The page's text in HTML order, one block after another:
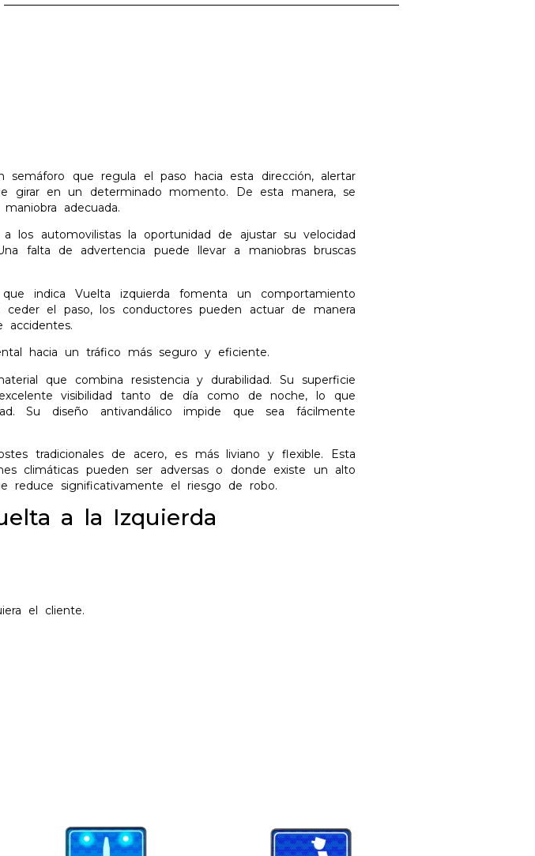
que regula el paso hacia esta dirección, alertar
girar en un determinado momento. De esta manera, se
adecuada.
los automovilistas la oportunidad de ajustar su velocidad
falta de advertencia puede llevar a maniobras bruscas
indica Vuelta izquierda fomenta un comportamiento
el paso, los conductores pueden actuar de manera
hacia un tráfico más seguro y eficiente.
que combina resistencia y durabilidad. Su superficie
visibilidad tanto de día como de noche, lo que
Su diseño antivandálico impide que sea fácilmente
tradicionales de acero, es más liviano y flexible. Esta
climáticas pueden ser adversas o donde existe un alto
reduce significativamente el riesgo de robo.
a la Izquierda
el cliente.